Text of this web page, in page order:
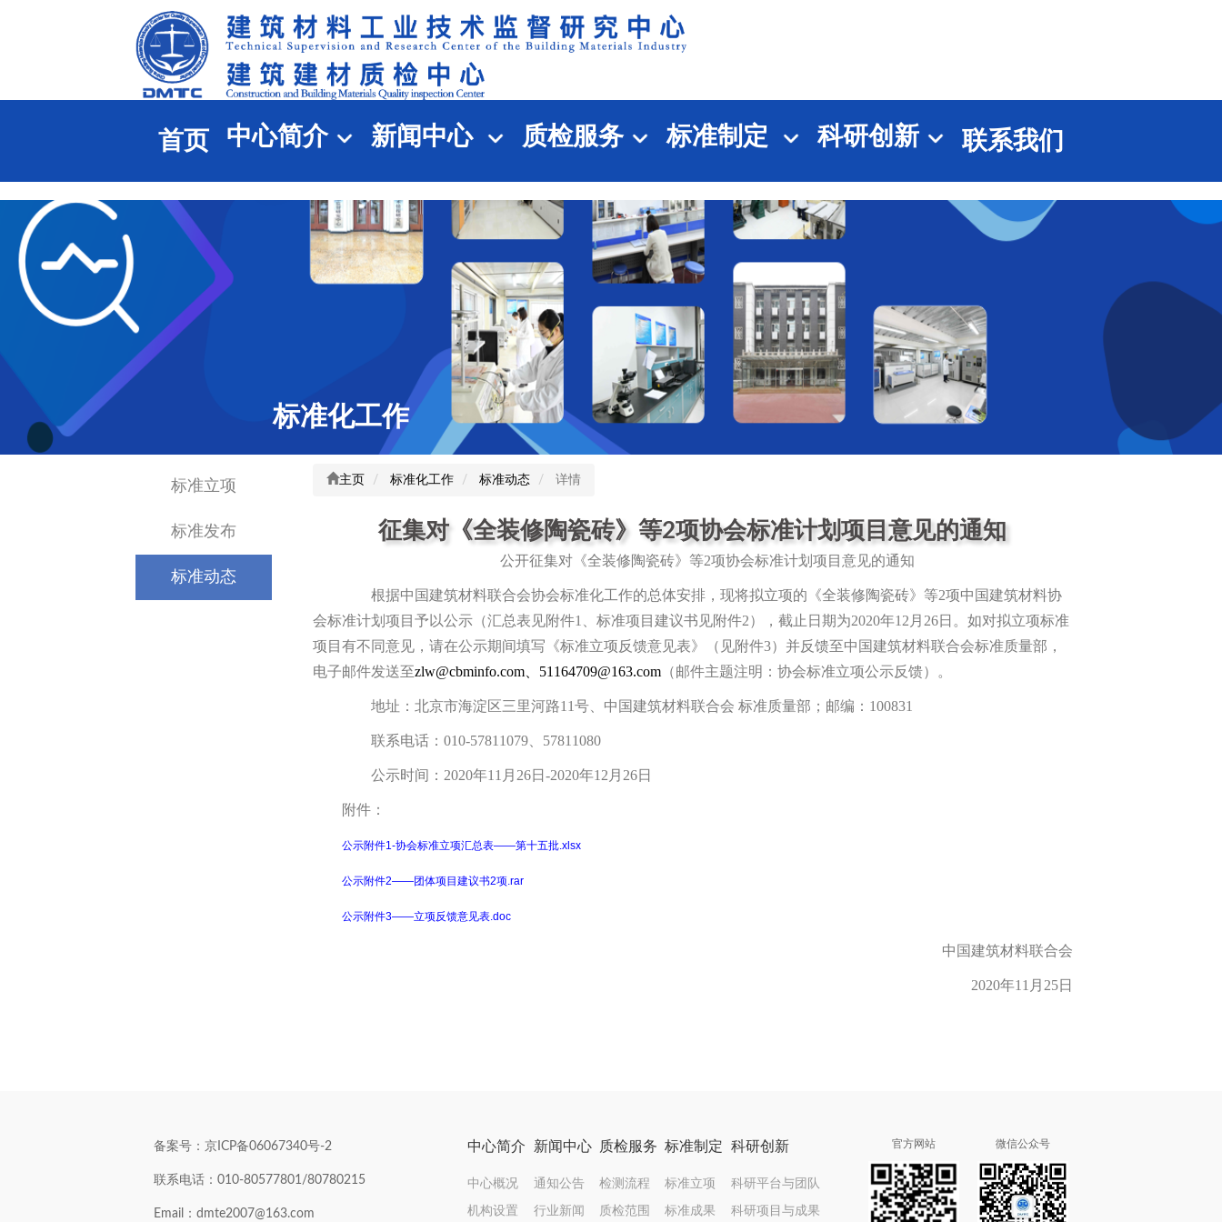
首页 中心简介 新闻中心 质检服务 标准制定 科研创新 联系我们
标准化工作
标准立项
标准发布
标准动态
主页 标准化工作 标准动态 详情
征集对《全装修陶瓷砖》等2项协会标准计划项目意见的通知
公开征集对《全装修陶瓷砖》等2项协会标准计划项目意见的通知
根据中国建筑材料联合会协会标准化工作的总体安排，现将拟立项的《全装修陶瓷砖》等2项中国建筑材料协
会标准计划项目予以公示（汇总表见附件1、标准项目建议书见附件2），截止日期为2020年12月26日。如对拟立项标准
项目有不同意见，请在公示期间填写《标准立项反馈意见表》（见附件3）并反馈至中国建筑材料联合会标准质量部，
电子邮件发送至zlw@cbminfo.com、51164709@163.com（邮件主题注明：协会标准立项公示反馈）。
地址：北京市海淀区三里河路11号、中国建筑材料联合会 标准质量部；邮编：100831
联系电话：010-57811079、57811080
公示时间：2020年11月26日-2020年12月26日
附件：
公示附件1-协会标准立项汇总表——第十五批.xlsx
公示附件2——团体项目建议书2项.rar
公示附件3——立项反馈意见表.doc
中国建筑材料联合会
2020年11月25日
备案号：京ICP备06067340号-2
联系电话：010-80577801/80780215
Email：dmte2007@163.com
中心简介
中心概况
机构设置
新闻中心
通知公告
行业新闻
质检服务
检测流程
质检范围
标准制定
标准立项
标准成果
科研创新
科研平台与团队
科研项目与成果
官方网站 微信公众号